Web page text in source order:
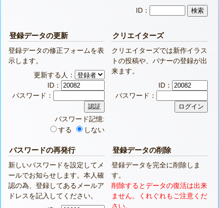
ID：
登録データの更新
登録データの修正フォームを表
示します。
更新する人：
ID：
パスワード：
パスワード記憶:
する
しない
クリエイターズ
クリエイターズでは新作イラス
トの投稿や、バナーの登録が出
来ます。
ID：
パスワード：
パスワードの再発行
新しいパスワードを設定してメ
ールでお知らせします。本人確
認の為、登録してあるメールア
ドレスを記入してください。
登録データの削除
登録データを完全に削除しま
す。
削除するとデータの復活は出来
ません。くれぐれもご注意くだ
さい。